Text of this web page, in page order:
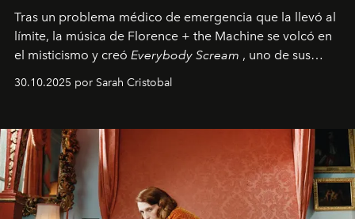
Tras un problema médico de emergencia que la llevó al
límite, la música de Florence + the Machine se volcó en
el misticismo y creó Everybody Scream , uno de sus
álbumes más profundos hasta la fecha.
30.10.2025 por Sarah Cristobal